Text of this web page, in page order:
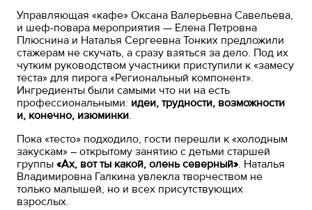
Управляющая «кафе» Оксана Валерьевна Савельева,
и шеф-повара мероприятия — Елена Петровна
Плюснина и Наталья Сергеевна Тонких предложили
стажерам не скучать, а сразу взяться за дело. Под их
чутким руководством участники приступили к «замесу
теста» для пирога «Региональный компонент».
Ингредиенты были самыми что ни на есть
профессиональными: идеи,трудности, возможности
и, конечно, изюминки.
Пока «тесто» подходило, гости перешли к «холодным
закускам» – открытому занятию с детьми старшей
группы«Ах, вотты какой,оленьсеверный». Наталья
Владимировна Галкина увлекла творчеством не
только малышей, но и всех присутствующих
взрослых.